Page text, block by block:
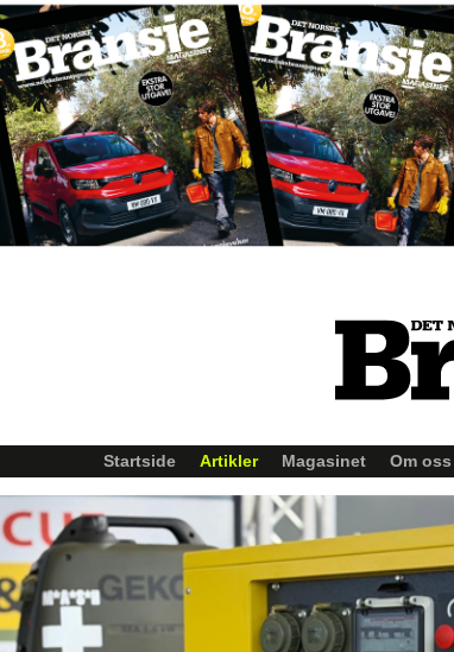
Startside Artikler Magasinet Om oss